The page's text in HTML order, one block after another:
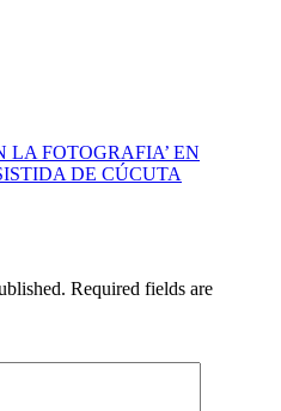
FOTOGRAFIA’ EN
DE CÚCUTA
Required fields are